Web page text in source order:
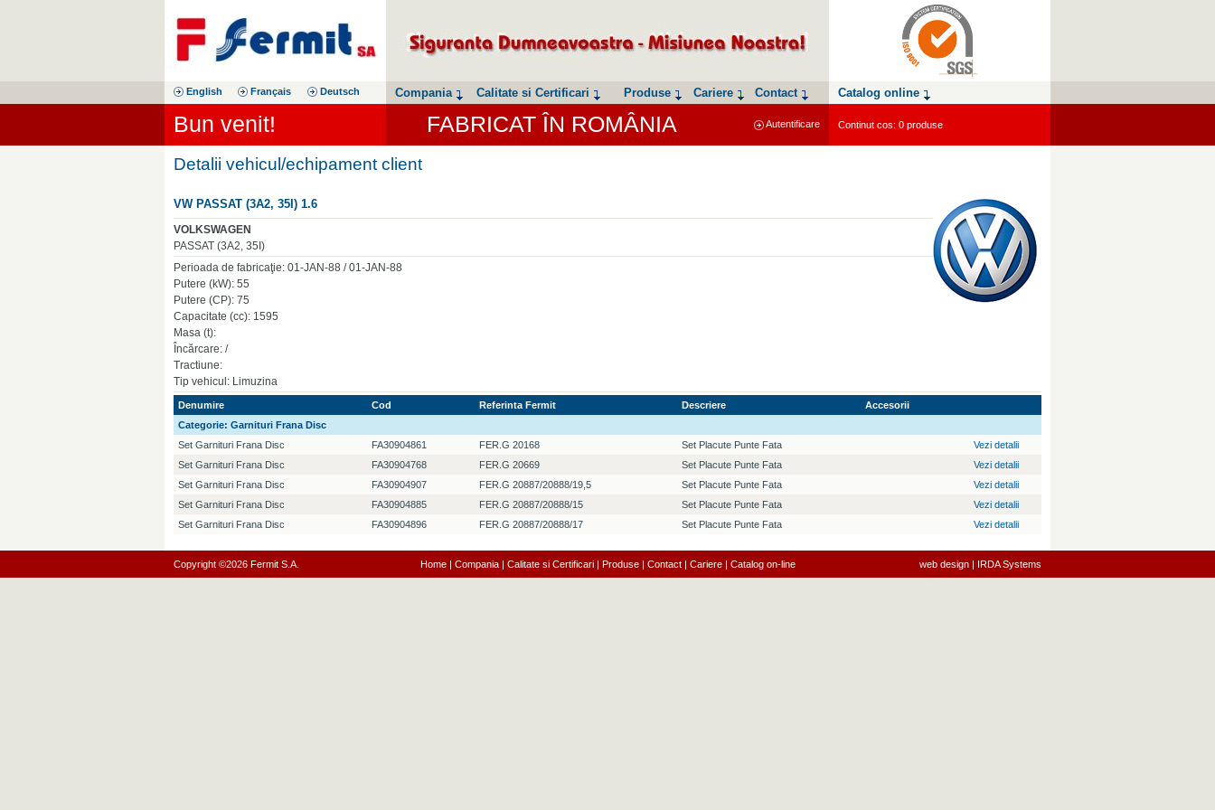
English Français Deutsch Compania Calitate si Certificari Produse Cariere Contact Catalog online
Bun venit! FABRICAT ÎN ROMÂNIA Autentificare Continut cos: 0 produse
Detalii vehicul/echipament client
VW PASSAT (3A2, 35I) 1.6
VOLKSWAGEN
PASSAT (3A2, 35I)
Perioada de fabricaţie: 01-JAN-88 / 01-JAN-88
Putere (kW): 55
Putere (CP): 75
Capacitate (cc): 1595
Masa (t):
Încărcare: /
Tractiune:
Tip vehicul: Limuzina
Denumire Cod Referinta Fermit Descriere
Accesorii
Categorie: Garnituri Frana Disc
Set Garnituri Frana Disc
FA30904861 FER.G 20168 Set Placute Punte Fata
Vezi detalii
Set Garnituri Frana Disc
FA30904768 FER.G 20669 Set Placute Punte Fata
Vezi detalii
Set Garnituri Frana Disc
FA30904907 FER.G 20887/20888/19,5 Set Placute Punte Fata
Vezi detalii
Set Garnituri Frana Disc
FA30904885 FER.G 20887/20888/15 Set Placute Punte Fata
Vezi detalii
Set Garnituri Frana Disc
FA30904896 FER.G 20887/20888/17 Set Placute Punte Fata Vezi detalii
Copyright ©2026 Fermit S.A. Home| Compania| Calitate si Certificari| Produse| Contact| Cariere| Catalog on-line web design | IRDA Systems